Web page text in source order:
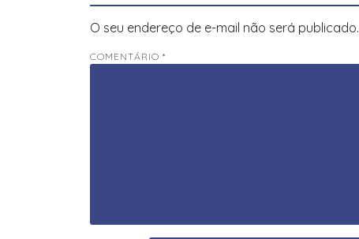
O seu endereço de e-mail não será publicado.
COMENTÁRIO *